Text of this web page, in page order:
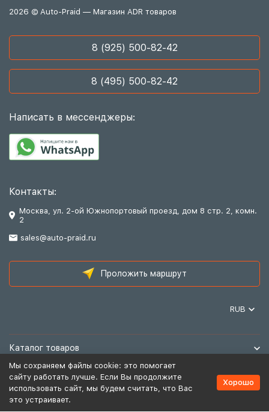
2026 © Auto-Praid — Магазин ADR товаров
8 (925) 500-82-42
8 (495) 500-82-42
Написать в мессенджеры:
Контакты:
Москва, ул. 2-ой Южнопортовый проезд, дом 8 стр. 2, комн.
2
sales@auto-praid.ru
Проложить маршрут
RUB
Каталог товаров
Информация
Мы сохраняем файлы cookie: это помогает
сайту работать лучше. Если Вы продолжите
использовать сайт, мы будем считать, что Вас
это устраивает.
Хорошо